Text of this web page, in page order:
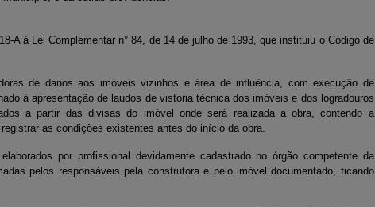
A à Lei Complementar n° 84, de 14 de julho de 1993, que instituiu o Código de
de danos aos imóveis vizinhos e área de influência, com execução de
à apresentação de laudos de vistoria técnica dos imóveis e dos logradouros
a partir das divisas do imóvel onde será realizada a obra, contendo a
as condições existentes antes do início da obra.
por profissional devidamente cadastrado no órgão competente da
pelos responsáveis pela construtora e pelo imóvel documentado, ficando